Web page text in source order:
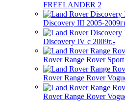
FREELANDER 2
Discovery III 2005-
Discovery IV с 2009г.-
Rover Range Rover Sport
Rover Range Rover
Rover Range Rover